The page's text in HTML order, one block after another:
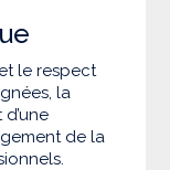
le respect
la
de la